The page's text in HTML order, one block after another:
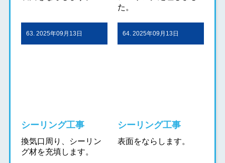
た。
63. 2025年09月13日
シーリング工事
換気口周り、シーリン
グ材を充填します。
64. 2025年09月13日
シーリング工事
表面をならします。